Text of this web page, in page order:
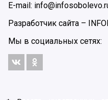
E-mail:
Разработчик сайта –
Мы в социальных сетях: